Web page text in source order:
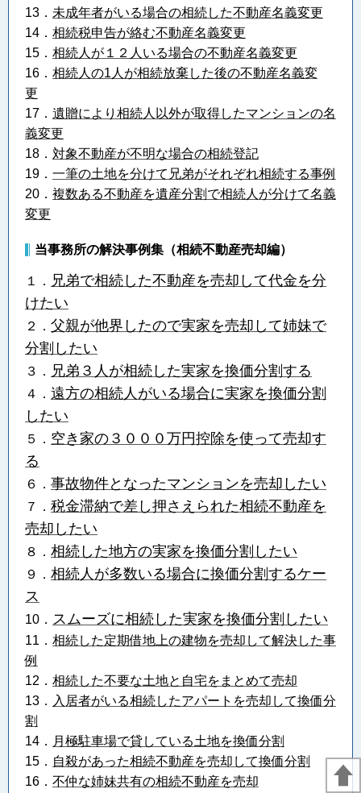
13． 未成年者がいる場合の相続した不動産名義変更
14． 相続税申告が絡む不動産名義変更
15． 相続人が１２人いる場合の不動産名義変更
16． 相続人の1人が相続放棄した後の不動産名義変
更
17． 遺贈により相続人以外が取得したマンションの名
義変更
18． 対象不動産が不明な場合の相続登記
19． 一筆の土地を分けて兄弟がそれぞれ相続する事例
20． 複数ある不動産を遺産分割で相続人が分けて名義
変更
当事務所の解決事例集（相続不動産売却編）
１． 兄弟で相続した不動産を売却して代金を分
けたい
２． 父親が他界したので実家を売却して姉妹で
分割したい
３． 兄弟３人が相続した実家を換価分割する
４． 遠方の相続人がいる場合に実家を換価分割
したい
５． 空き家の３０００万円控除を使って売却す
る
６． 事故物件となったマンションを売却したい
７． 税金滞納で差し押さえられた相続不動産を
売却したい
８． 相続した地方の実家を換価分割したい
９． 相続人が多数いる場合に換価分割するケー
ス
10． スムーズに相続した実家を換価分割したい
11． 相続した定期借地上の建物を売却して解決した事
例
12． 相続した不要な土地と自宅をまとめて売却
13． 入居者がいる相続したアパートを売却して換価分
割
14． 月極駐車場で貸している土地を換価分割
15． 自殺があった相続不動産を売却して換価分割
16． 不仲な姉妹共有の相続不動産を売却